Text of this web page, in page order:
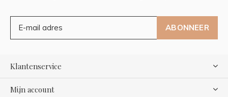
ABONNEER
Klantenservice
Mijn account